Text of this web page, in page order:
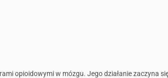
opioidowymi w mózgu. Jego działanie zaczyna